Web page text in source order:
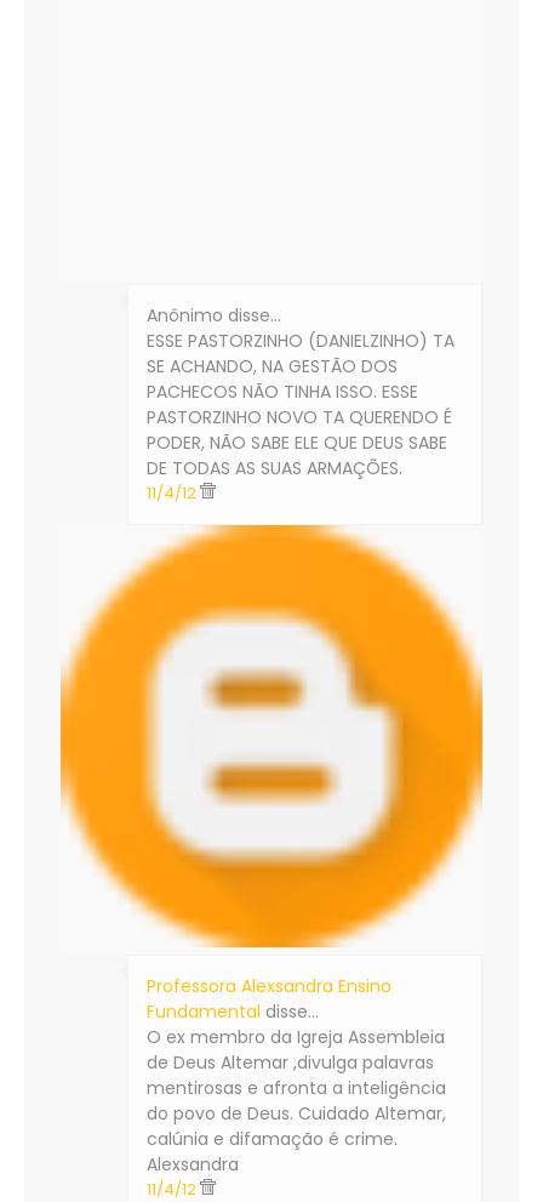
Anônimo disse…
ESSE PASTORZINHO (DANIELZINHO) TA
SE ACHANDO, NA GESTÃO DOS
PACHECOS NÃO TINHA ISSO. ESSE
PASTORZINHO NOVO TA QUERENDO É
PODER, NÃO SABE ELE QUE DEUS SABE
DE TODAS AS SUAS ARMAÇÕES.
11/4/12
Professora Alexsandra Ensino
Fundamental disse…
O ex membro da Igreja Assembleia
de Deus Altemar ,divulga palavras
mentirosas e afronta a inteligência
do povo de Deus. Cuidado Altemar,
calúnia e difamação é crime.
Alexsandra
11/4/12